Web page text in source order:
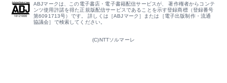
ABJマークは、この電子書店・電子書籍配信サービスが、 著作権者からコンテ
ンツ使用許諾を得た正規版配信サービスであることを示す登録商標（登録番号
第6091713号）です。 詳しくは［ABJマーク］または［電子出版制作・流通
協議会］で検索してください。
(C)NTTソルマーレ